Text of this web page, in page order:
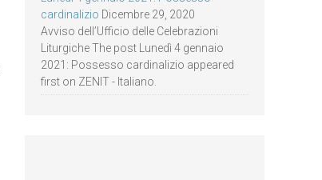
cardinalizio Dicembre 29, 2020
Avviso dell’Ufficio delle Celebrazioni
Liturgiche The post Lunedì 4 gennaio
2021: Possesso cardinalizio appeared
first on ZENIT - Italiano.